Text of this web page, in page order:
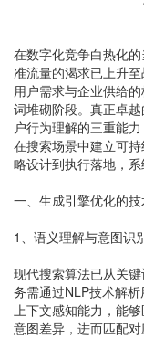
在数字化竞争白热化
准流量的渴求已上升
用户需求与企业供给
词堆砌阶段。真正卓
户行为理解的三重能
在搜索场景中建立可持
略设计到执行落地，系
一、生成引擎优化的
1、语义理解与意图识
现代搜索算法已从关
务需通过NLP技术解
上下文感知能力，能
意图差异，进而匹配对